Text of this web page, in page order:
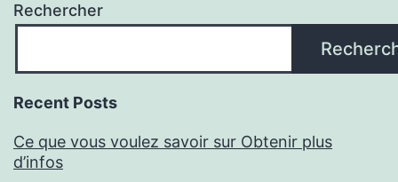
Rechercher
Recent Posts
Ce que vous voulez savoir sur Obtenir plus
d’infos